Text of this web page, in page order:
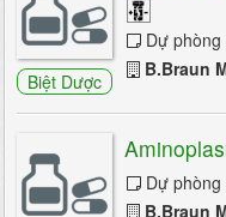
Parkinson
Parkinson thứ
Rối loạn giấc ngủ
700/24 trang 1
Biệt Dược
Dự phòng & điều trị thiếu
B.Braun
Dự phòng & điều trị bệnh lý
B.Braun